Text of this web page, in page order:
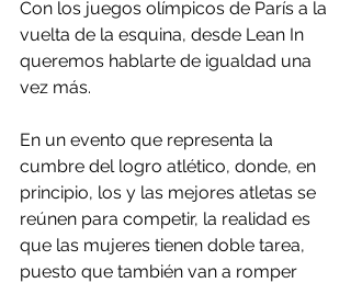
Con los juegos olímpicos de París a la
vuelta de la esquina, desde Lean In
queremos hablarte de igualdad una
vez más.
En un evento que representa la
cumbre del logro atlético, donde, en
principio, los y las mejores atletas se
reúnen para competir, la realidad es
que las mujeres tienen doble tarea,
puesto que también van a romper